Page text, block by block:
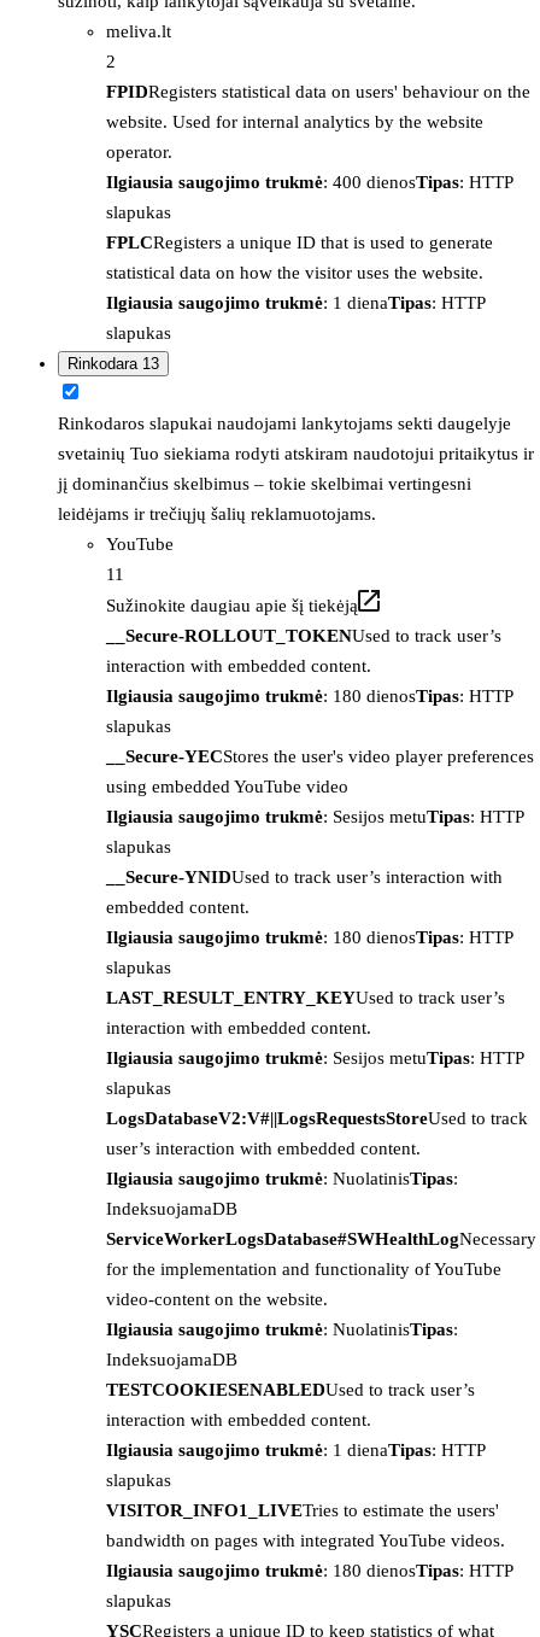
meliva.lt
2
FPIDRegisters statistical data on users' behaviour on the
website. Used for internal analytics by the website
operator.
Ilgiausia saugojimo trukmė: 400 dienosTipas: HTTP
slapukas
FPLCRegisters a unique ID that is used to generate
statistical data on how the visitor uses the website.
Ilgiausia saugojimo trukmė: 1 dienaTipas: HTTP
slapukas
Rinkodara 13
Rinkodaros slapukai naudojami lankytojams sekti daugelyje
svetainių Tuo siekiama rodyti atskiram naudotojui pritaikytus ir
jį dominančius skelbimus – tokie skelbimai vertingesni
leidėjams ir trečiųjų šalių reklamuotojams.
YouTube
11
Sužinokite daugiau apie šį tiekėją
__Secure-ROLLOUT_TOKENUsed to track user’s
interaction with embedded content.
Ilgiausia saugojimo trukmė: 180 dienosTipas: HTTP
slapukas
__Secure-YECStores the user's video player preferences
using embedded YouTube video
Ilgiausia saugojimo trukmė: Sesijos metuTipas: HTTP
slapukas
__Secure-YNIDUsed to track user’s interaction with
embedded content.
Ilgiausia saugojimo trukmė: 180 dienosTipas: HTTP
slapukas
LAST_RESULT_ENTRY_KEYUsed to track user’s
interaction with embedded content.
Ilgiausia saugojimo trukmė: Sesijos metuTipas: HTTP
slapukas
LogsDatabaseV2:V#||LogsRequestsStoreUsed to track
user’s interaction with embedded content.
Ilgiausia saugojimo trukmė: NuolatinisTipas:
IndeksuojamaDB
ServiceWorkerLogsDatabase#SWHealthLogNecessary
for the implementation and functionality of YouTube
video-content on the website.
Ilgiausia saugojimo trukmė: NuolatinisTipas:
IndeksuojamaDB
TESTCOOKIESENABLEDUsed to track user’s
interaction with embedded content.
Ilgiausia saugojimo trukmė: 1 dienaTipas: HTTP
slapukas
VISITOR_INFO1_LIVETries to estimate the users'
bandwidth on pages with integrated YouTube videos.
Ilgiausia saugojimo trukmė: 180 dienosTipas: HTTP
slapukas
YSCRegisters a unique ID to keep statistics of what